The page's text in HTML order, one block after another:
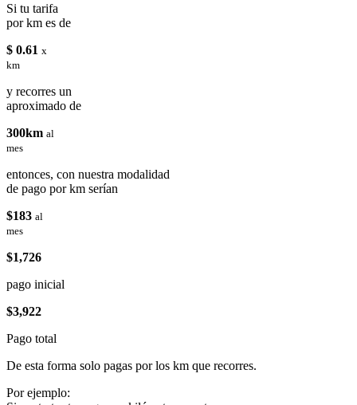
Si tu tarifa
por km es de
$ 0.61 x
km
y recorres un
aproximado de
300km al
mes
entonces, con nuestra modalidad
de pago por km serían
$183 al
mes
$1,726
pago inicial
$3,922
Pago total
De esta forma solo pagas por los km que recorres.
Por ejemplo: